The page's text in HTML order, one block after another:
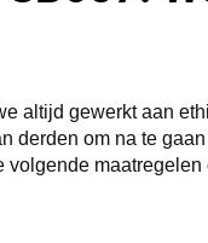
altijd gewerkt aan
derden om na te
volgende